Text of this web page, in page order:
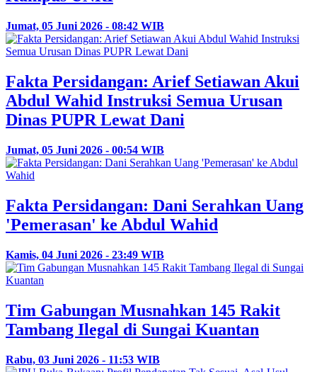
Jumat, 05 Juni 2026 - 08:42 WIB
Fakta Persidangan: Arief Setiawan Akui
Abdul Wahid Instruksi Semua Urusan
Dinas PUPR Lewat Dani
Jumat, 05 Juni 2026 - 00:54 WIB
Fakta Persidangan: Dani Serahkan Uang
'Pemerasan' ke Abdul Wahid
Kamis, 04 Juni 2026 - 23:49 WIB
Tim Gabungan Musnahkan 145 Rakit
Tambang Ilegal di Sungai Kuantan
Rabu, 03 Juni 2026 - 11:53 WIB